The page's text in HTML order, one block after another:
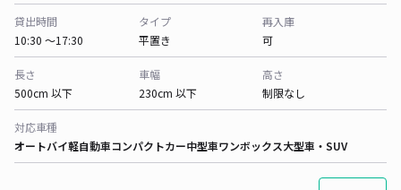
貸出時間
10:30 〜17:30
タイプ
平置き
再入庫
可
長さ
500cm 以下
車幅
230cm 以下
高さ
制限なし
対応車種
オートバイ軽自動車コンパクトカー中型車ワンボックス大型車・SUV